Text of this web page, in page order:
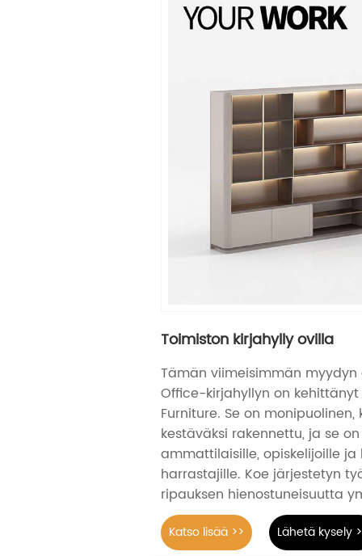
Toimiston kirjahylly ovilla
Tämän viimeisimmän
Office-kirjahyllyn on kehittänyt
Furniture. Se on
kestäväksi rakennettu, ja se
ammattilaisille, opiskelijoille
harrastajille. Koe järjestetyn
ripauksen hienostuneisuutta
Katso lisää >> Lähetä kysely